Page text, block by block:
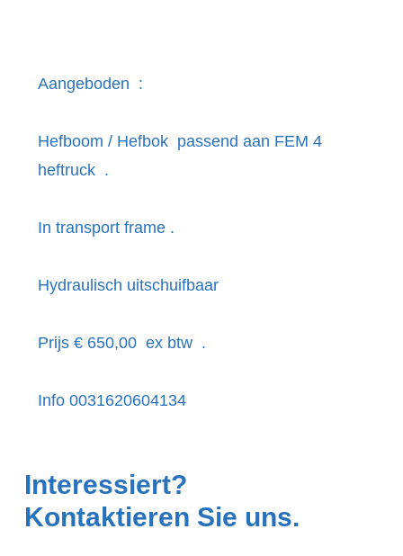
Aangeboden :
Hefboom / Hefbok passend aan FEM 4
heftruck .
In transport frame .
Hydraulisch uitschuifbaar
Prijs € 650,00 ex btw .
Info 0031620604134
Interessiert?
Kontaktieren Sie uns.